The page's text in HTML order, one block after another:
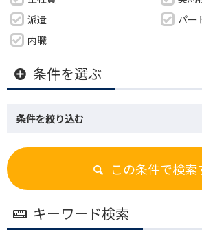
派遣
パー
内職
条件を選ぶ
条件を絞り込む
この条件で検索
キーワード検索